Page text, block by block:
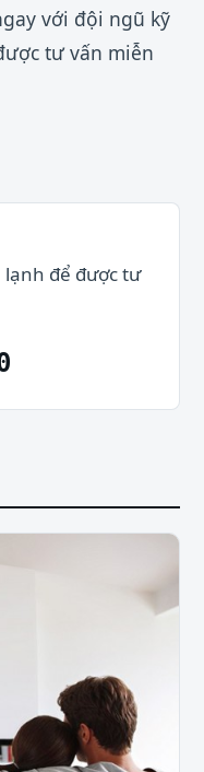
với đội ngũ kỹ
tư vấn miễn
lạnh để được tư